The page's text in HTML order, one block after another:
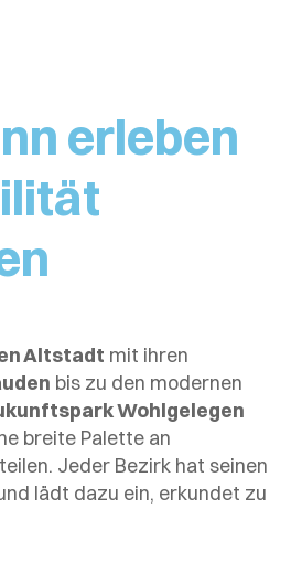
erleben
Altstadt mit ihren
bis zu den modernen
Wohlgelegen
breite Palette an
Jeder Bezirk hat seinen
lädt dazu ein, erkundet zu